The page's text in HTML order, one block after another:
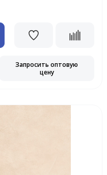
Запросить оптовую
цену